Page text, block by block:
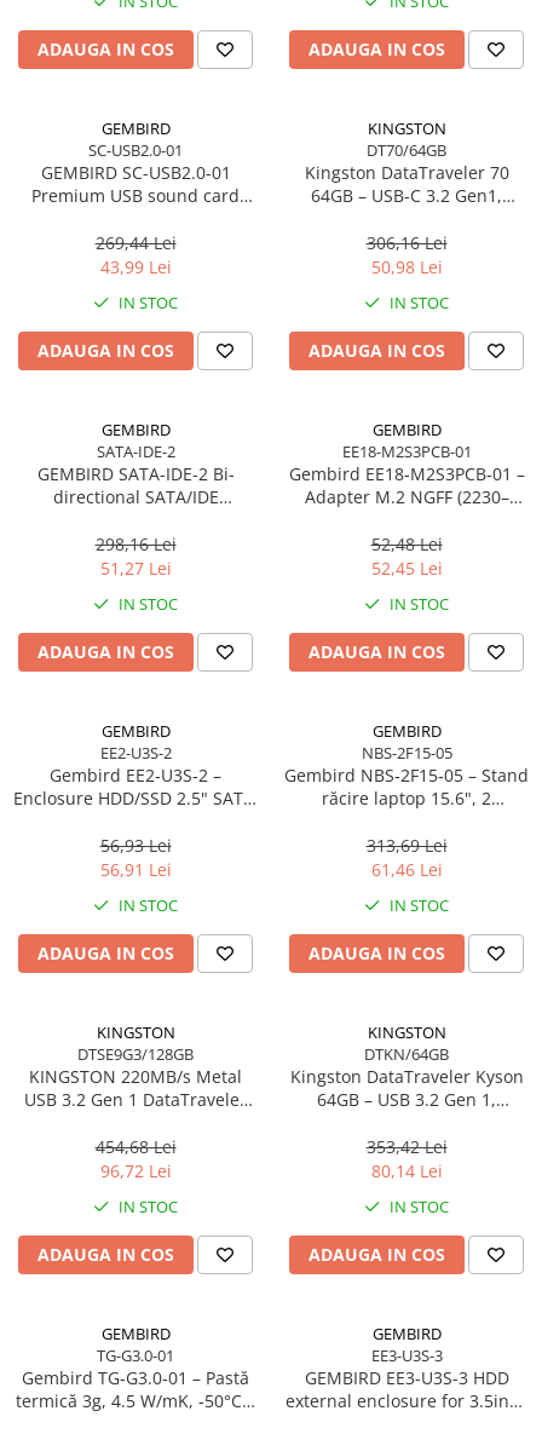
Imprimante Large Format Printer
(LFP)
Plottere & Scannere
Scannere
Scannere Documente
Caști & Microfoane
Microfoane & Reportofoane
Display & signage
Ecrane Digital Signage
Ecrane Touchscreen Digital Signage
Proiectoare
Proiectoare Business
Proiectoare Consumer
Memorii RAM
Memorii Laptop
Surse de alimentare
Surse de Alimentare PC
Ventilatoare & Sisteme de Răcire
Ventilatoare & Sisteme de Răcire
Accesorii componente
Unități optice
Blu-Ray, CD/DVD & Floppy Drives
Hub-uri USB
Genți & Rucsacuri
Rucsacuri & Genți Laptop
Kit-uri Tastatura si Mouse
Prize cu Protecție
USB & Card Readers
Cititoare de Carduri Usb
ADAUGA IN COS ADAUGA IN COS
GEMBIRD
SC-USB2.0-01
GEMBIRD SC-USB2.0-01
Premium USB sound card
269,44 Lei
43,99 Lei
IN STOC
ADAUGA IN COS
KINGSTON
DT70/64GB
Kingston DataTraveler 70
64GB – USB‑C 3.2 Gen1,
DT70/64GB
306,16 Lei
50,98 Lei
IN STOC
ADAUGA IN COS
GEMBIRD
SATA-IDE-2
GEMBIRD SATA-IDE-2 Bi-
directional SATA/IDE
298,16 Lei
51,27 Lei
IN STOC
ADAUGA IN COS
GEMBIRD
EE18-M2S3PCB-01
Gembird EE18‑M2S3PCB‑01 –
Adapter M.2 NGFF (2230–
52,48 Lei
52,45 Lei
IN STOC
ADAUGA IN COS
GEMBIRD
EE2-U3S-2
Gembird EE2‑U3S‑2 –
Enclosure HDD/SSD 2.5" SATA,
56,93 Lei
56,91 Lei
IN STOC
ADAUGA IN COS
GEMBIRD
NBS-2F15-05
Gembird NBS‑2F15‑05 – Stand
răcire laptop 15.6", 2
313,69 Lei
61,46 Lei
IN STOC
ADAUGA IN COS
KINGSTON
DTSE9G3/128GB
KINGSTON 220MB/s Metal
USB 3.2 Gen 1 DataTraveler
454,68 Lei
96,72 Lei
IN STOC
ADAUGA IN COS
KINGSTON
DTKN/64GB
Kingston DataTraveler Kyson
64GB – USB 3.2 Gen 1,
353,42 Lei
80,14 Lei
IN STOC
ADAUGA IN COS
GEMBIRD
TG-G3.0-01
Gembird TG‑G3.0‑01 – Pastă
termică 3g, 4.5 W/mK, -50°C…
GEMBIRD
EE3-U3S-3
GEMBIRD EE3-U3S-3 HDD
external enclosure for 3.5inch